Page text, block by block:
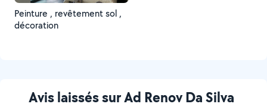
Peinture , revêtement sol ,
décoration
Avis laissés sur Ad Renov Da Silva